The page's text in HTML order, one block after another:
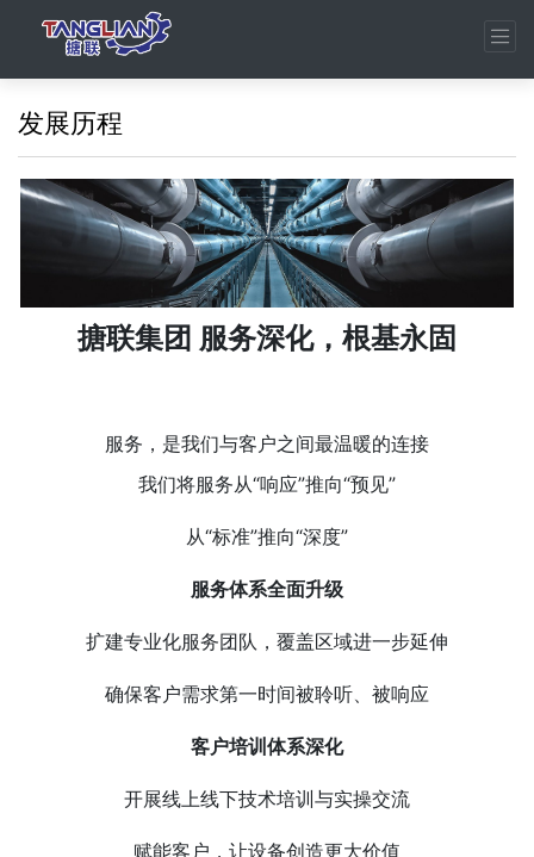
发展历程
搪联集团 服务深化，根基永固
服务，是我们与客户之间最温暖的连接
我们将服务从“响应”推向“预见”
从“标准”推向“深度”
服务体系全面升级
扩建专业化服务团队，覆盖区域进一步延伸
确保客户需求第一时间被聆听、被响应
客户培训体系深化
开展线上线下技术培训与实操交流
赋能客户，让设备创造更大价值